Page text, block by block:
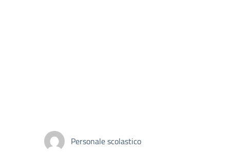
Personale scolastico